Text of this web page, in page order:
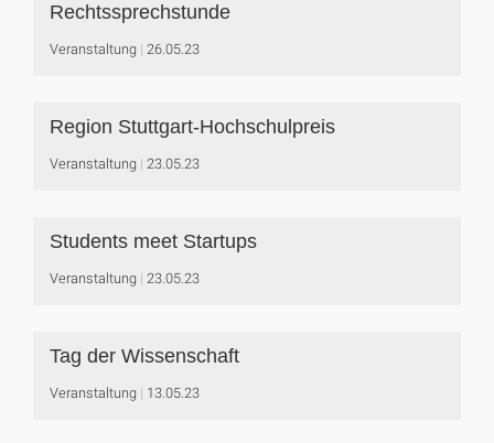
Rechtssprechstunde
Veranstaltung 26.05.23
Region Stuttgart-Hochschulpreis
Veranstaltung 23.05.23
Students meet Startups
Veranstaltung 23.05.23
Tag der Wissenschaft
Veranstaltung 13.05.23